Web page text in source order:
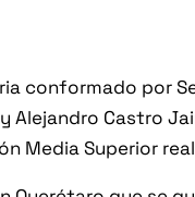
conformado por
Alejandro Castro
Media Superior